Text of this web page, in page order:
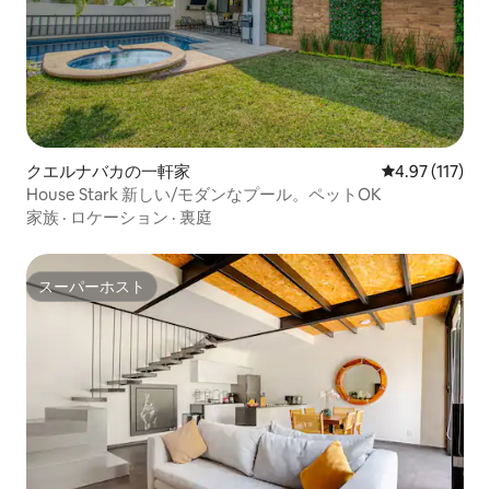
クエルナバカの一軒家 レビュー117
4.97 (117)
House Stark 新しい/モダンなプール。ペットOK
家族 · ロケーション · 裏庭
スーパーホスト
スーパーホスト